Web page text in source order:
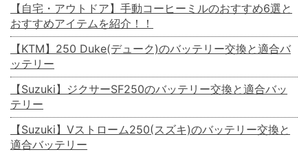
【自宅・アウトドア】手動コーヒーミルのおすすめ6選と
おすすめアイテムを紹介！！
【KTM】250 Duke(デューク)のバッテリー交換と適合バ
ッテリー
【Suzuki】ジクサーSF250のバッテリー交換と適合バッ
テリー
【Suzuki】Vストローム250(スズキ)のバッテリー交換と
適合バッテリー